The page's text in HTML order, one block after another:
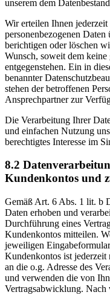
unserem dem
Wir erteilen Ihnen
personenbezogenen
berichtigen oder löschen
Wunsch, soweit dem
entgegenstehen. Ein in
benannter
stehen der betroffenen
Ansprechpartner zur
Die Verarbeitung Ihrer
und einfachen Nutzung
berechtigtes Interesse im
8.2
Kundenkontos und
Gemäß Art. 6 Abs. 1 lit. b
Daten erhoben und
Durchführung eines
Kundenkontos mitteilen.
jeweiligen
Kundenkontos ist
an die o.g. Adresse des
und verwenden die von
Vertragsabwicklung.